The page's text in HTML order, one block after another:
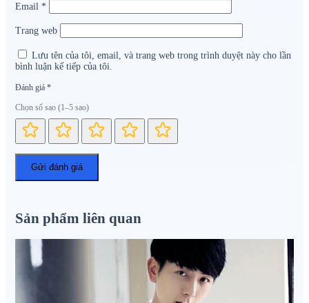
Email *
Trang web
Lưu tên của tôi, email, và trang web trong trình duyệt này cho lần
bình luận kế tiếp của tôi.
Đánh giá *
Chọn số sao (1–5 sao)
Sản phẩm liên quan